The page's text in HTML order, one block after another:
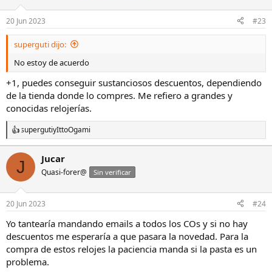
e
s
20 Jun 2023 #23
superguti dijo:
No estoy de acuerdo
+1, puedes conseguir sustanciosos descuentos, dependiendo
de la tienda donde lo compres. Me refiero a grandes y
conocidas relojerías.
R
e
a
i
o
n
e
s
:
supergutiyIttoOgami
J Jucar
Quasi-forer@ Sin verificar
20 Jun 2023 #24
Yo tantearía mandando emails a todos los COs y si no hay
descuentos me esperaría a que pasara la novedad. Para la
compra de estos relojes la paciencia manda si la pasta es un
problema.